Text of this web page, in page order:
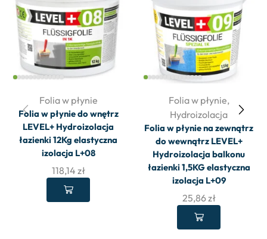
Folia w płynie
Folia w płynie do wnętrz
LEVEL+ Hydroizolacja
łazienki 12Kg elastyczna
izolacja L+08
118,14 zł
Folia w płynie,
Hydroizolacja
Folia w płynie na zewnątrz
do wewnątrz LEVEL+
Hydroizolacja balkonu
łazienki 1,5KG elastyczna
izolacja L+09
25,86zł